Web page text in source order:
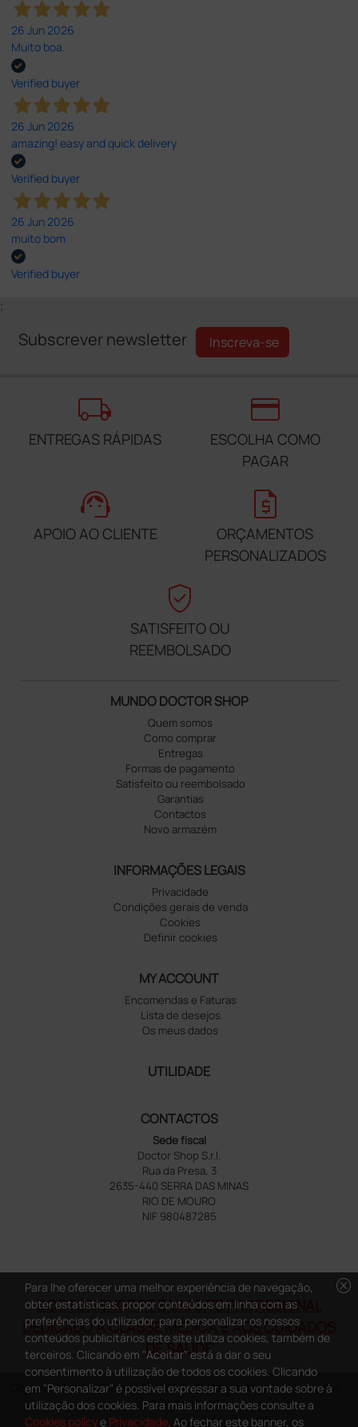
26 Jun 2026
Muito boa.
Verified buyer
26 Jun 2026
amazing! easy and quick delivery
Verified buyer
26 Jun 2026
muito bom
Verified buyer
;
Subscrever newsletter Inscreva-se
local_shipping
ENTREGAS RÁPIDAS
credit_card
ESCOLHA COMO
PAGAR
support_agent
APOIO AO CLIENTE
request_quote
ORÇAMENTOS
PERSONALIZADOS
verified_user
SATISFEITO OU
REEMBOLSADO
MUNDO DOCTOR SHOP
Quem somos
Como comprar
Entregas
Formas de pagamento
Satisfeito ou reembolsado
Garantias
Contactos
Novo armazém
INFORMAÇÕES LEGAIS
Privacidade
Condições gerais de venda
Cookies
Definir cookies
MY ACCOUNT
Encomendas e Faturas
Lista de desejos
Os meus dados
UTILIDADE
CONTACTOS
Sede fiscal
Doctor Shop S.r.l.
Rua da Presa, 3
2635-440 SERRA DAS MINAS
RIO DE MOURO
NIF 980487285
DOCTOR SHOP.PT É UM SITE PROFISSIONAL
DEDICADO À CLASSE MÉDICA E AOS CUIDADOS
DE SAÚDE
Copyright DoctorShop 2005-2026 - Todos os direitos reservados -
NIF: 980487285
cancel
Para lhe oferecer uma melhor experiência de navegação,
obter estatísticas, propor conteúdos em linha com as
preferências do utilizador, para personalizar os nossos
conteúdos publicitários este site utiliza cookies, também de
terceiros. Clicando em "Aceitar" está a dar o seu
consentimento à utilização de todos os cookies. Clicando
em "Personalizar" é possível expressar a sua vontade sobre à
utilização dos cookies. Para mais informações consulte a
Cookies policye Privacidade. Ao fechar este banner, os